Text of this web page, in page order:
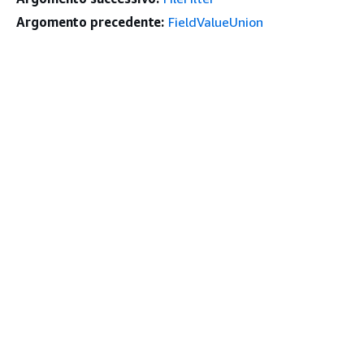
Argomento precedente: FieldValueUnion